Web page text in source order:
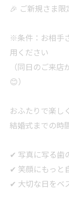
🎉 ご新規さま
※条件：お相手
用ください
（同日のご来
😊）
おふたりで楽し
結婚式までの時
✔ 写真に写る歯
✔ 笑顔にもっと
✔ 大切な日をベ